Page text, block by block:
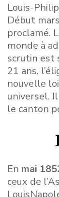
Louis-
Début
proclamé.
monde à
scrutin est
21 ans,
nouvelle
universel.
le canton
En mai
ceux de